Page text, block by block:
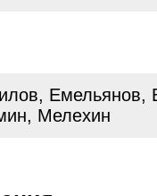
Емельянов,
Мелехин